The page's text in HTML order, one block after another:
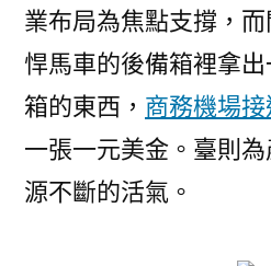
業布局為焦點支撐，
悍馬車的後備箱裡拿
箱的東西， 商務機場接
一張一元美金。臺則
源不斷的活氣。